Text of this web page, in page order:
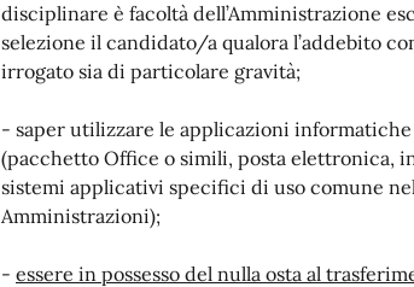
disciplinare è facoltà dell’Amministrazione
selezione il candidato/a qualora l’addebito
irrogato sia di particolare gravità;
- saper utilizzare le applicazioni
(pacchetto Office o simili, posta elettronica,
sistemi applicativi specifici di uso comune
Amministrazioni);
- essere in possesso del nulla osta al